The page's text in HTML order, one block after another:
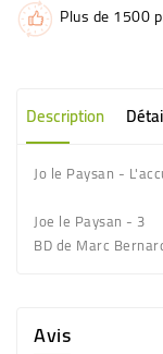
Plus de 1500
Description
Jo le Paysan -
Joe le Paysan - 3
BD de Marc
Avis